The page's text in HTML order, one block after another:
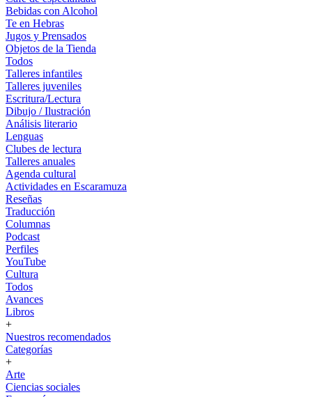
Bebidas con Alcohol
Te en Hebras
Jugos y Prensados
Objetos de la Tienda
Todos
Talleres infantiles
Talleres juveniles
Escritura/Lectura
Dibujo / Ilustración
Análisis literario
Lenguas
Clubes de lectura
Talleres anuales
Agenda cultural
Actividades en Escaramuza
Reseñas
Traducción
Columnas
Podcast
Perfiles
YouTube
Cultura
Todos
Avances
Libros
+
Nuestros recomendados
Categorías
+
Arte
Ciencias sociales